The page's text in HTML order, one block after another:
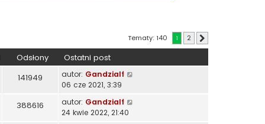
Tematy: 140 1 2
Odsłony Ostatni post
141949 autor: Gandzialf
06 cze 2021, 3:39
388616 autor: Gandzialf
24 kwie 2022, 21:40